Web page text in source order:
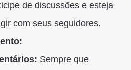
de discussões e esteja
com seus seguidores.
Sempre que